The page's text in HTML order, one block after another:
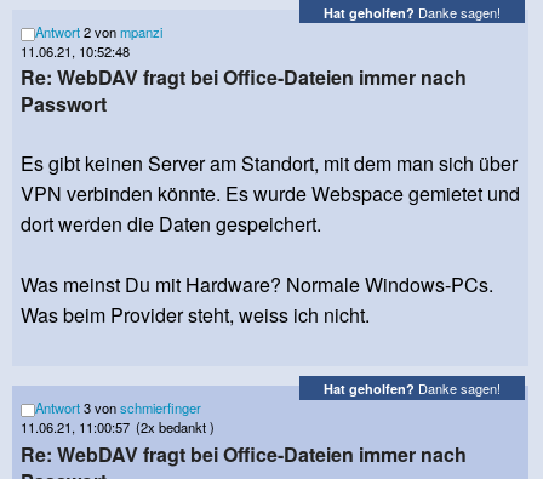
Hat geholfen? Danke sagen!
Antwort2 vonmpanzi
11.06.21, 10:52:48
Re: WebDAV fragt bei Office-Dateien immer nach
Passwort
Es gibt keinen Server am Standort, mit dem man sich über
VPN verbinden könnte. Es wurde Webspace gemietet und
dort werden die Daten gespeichert.
Was meinst Du mit Hardware? Normale Windows-PCs.
Was beim Provider steht, weiss ich nicht.
Hat geholfen? Danke sagen!
Antwort3 vonschmierfinger
11.06.21, 11:00:57 (2x bedankt )
Re: WebDAV fragt bei Office-Dateien immer nach